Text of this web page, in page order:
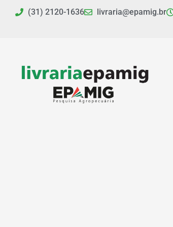
(31) 2120-1636 livraria@epamig.br